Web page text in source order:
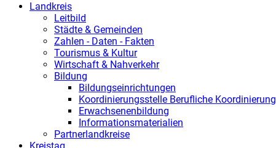
Landkreis
Leitbild
Städte & Gemeinden
Zahlen - Daten - Fakten
Tourismus & Kultur
Wirtschaft & Nahverkehr
Bildung
Bildungseinrichtungen
Koordinierungsstelle Berufliche Koordinierung
Erwachsenenbildung
Informationsmaterialien
Partnerlandkreise